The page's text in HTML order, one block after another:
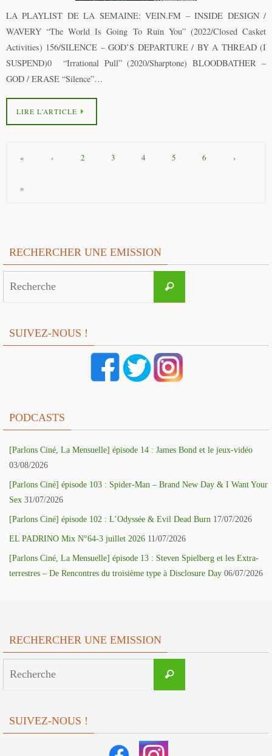
LA PLAYLIST DE LA SEMAINE: VEIN.FM – INSIDE DESIGN /
WAVERY “The World Is Going To Ruin You” (2022/Closed Casket
Activities) 156/SILENCE – GOD’S DEPARTURE / BY A THREAD (I
SUSPEND)0 “Irrational Pull” (2020/Sharptone) BLOODBATHER –
GOD / ERASE “Silence”…
LIRE L’ARTICLE
« ‹ 2 3 4 5 6 ›
»
RECHERCHER UNE EMISSION
Recherche
SUIVEZ-NOUS !
PODCASTS
[Parlons Ciné, La Mensuelle] épisode 14 : James Bond et le jeux-vidéo
03/08/2026
[Parlons Ciné] épisode 103 : Spider-Man – Brand New Day & I Want Your
Sex 31/07/2026
[Parlons Ciné] épisode 102 : L’Odyssée & Evil Dead Burn 17/07/2026
EL PADRINO Mix N°64-3 juillet 2026 11/07/2026
[Parlons Ciné, La Mensuelle] épisode 13 : Steven Spielberg et les Extra-
terrestres – De Rencontres du troisième type à Disclosure Day 06/07/2026
RECHERCHER UNE EMISSION
Recherche
SUIVEZ-NOUS !